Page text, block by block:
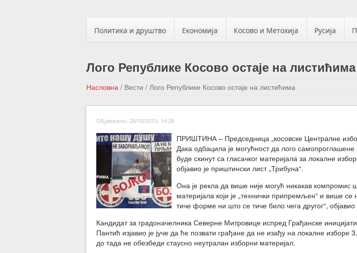
Политика и друштво Економија Косово и Метохија Русија
Лого Републике Косово остаје на листићима
Насловна / Вести / Лого Републике Косово остаје на листићима
Објављено: 28/10/2013, 14:28
ПРИШТИНА – Председница „косовске Централне
Дака одбацила је могућност да лого самопроглашене
буде скинут са гласачког материјала за локалне
објавио је приштински лист „Трибуна“.
Она је рекла да више није могућ никакав компромис
материјала који је „технички припремљен“ и више
тиче форме ни што се тиче било чега другог“, објавио
Кандидат за градоначелника Северне Митровице испред Грађанске
Пантић изјавио је јуче да ће позвати грађане да не изађу на локалне изборе
до тада не обезбеди стаусно неутралан изборни материјал.